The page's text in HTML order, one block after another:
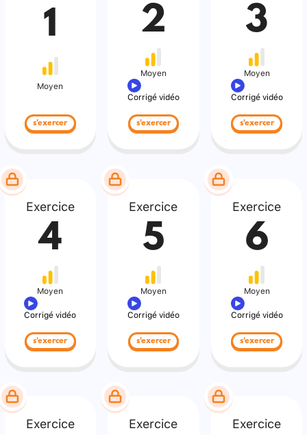
1
Moyen
s'exercer
2
Moyen
Corrigé vidéo
s'exercer
3
Moyen
Corrigé vidéo
s'exercer
Exercice
4
Moyen
Corrigé vidéo
s'exercer
Exercice
5
Moyen
Corrigé vidéo
s'exercer
Exercice
6
Moyen
Corrigé vidéo
s'exercer
Exercice Exercice Exercice